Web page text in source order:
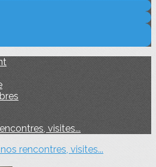
visites...
rencontres, visites...